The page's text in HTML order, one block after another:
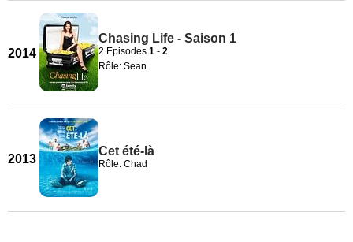
2014
Chasing Life - Saison 1
2 Episodes 1 - 2
Rôle: Sean
2013
Cet été-là
Rôle: Chad